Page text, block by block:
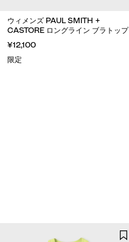
ウィメンズ PAUL SMITH +
CASTORE ロングライン ブラトップ
¥12,100
限定